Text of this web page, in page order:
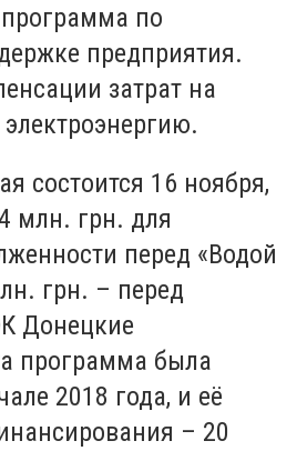
программа по
предприятия.
затрат на
состоится 16 ноября,
млн. грн. для
перед «Водой
грн. – перед
Донецкие
программа была
2018 года, и её
– 20